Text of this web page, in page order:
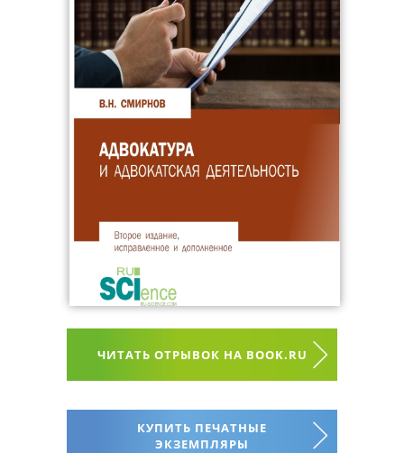
ЧИТАТЬ ОТРЫВОК НА BOOK.RU
КУПИТЬ ПЕЧАТНЫЕ
ЭКЗЕМПЛЯРЫ